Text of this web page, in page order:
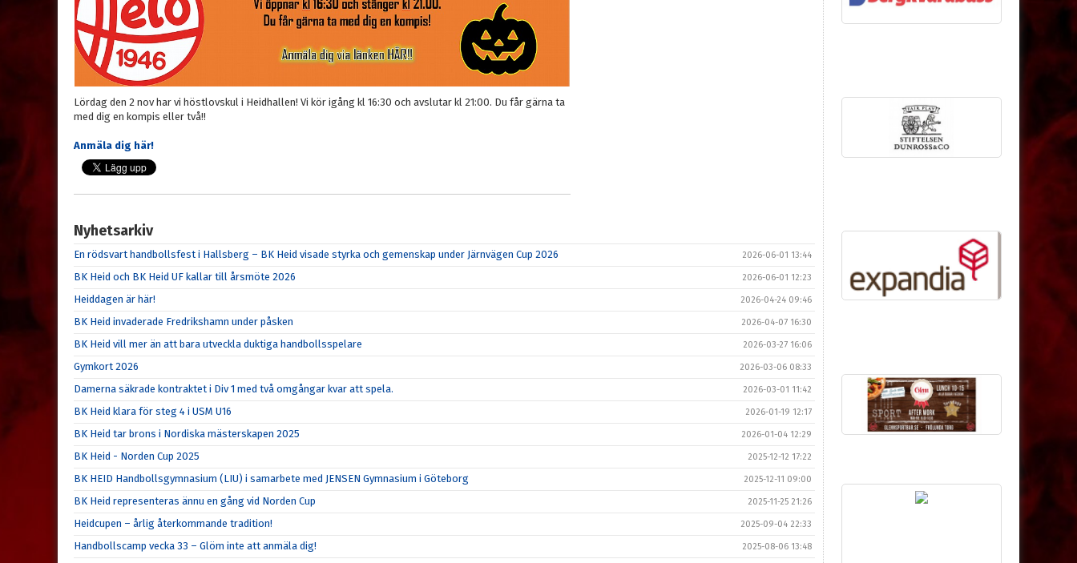
Lördag den 2 nov har vi höstlovskul i Heidhallen! Vi kör igång kl 16:30 och avslutar kl 21:00. Du får gärna ta
med dig en kompis eller två!!
Anmäla dig här!
Nyhetsarkiv
En rödsvart handbollsfest i Hallsberg – BK Heid visade styrka och gemenskap under Järnvägen Cup 2026 2026-06-01 13:44
BK Heid och BK Heid UF kallar till årsmöte 2026 2026-06-01 12:23
Heiddagen är här! 2026-04-24 09:46
BK Heid invaderade Fredrikshamn under påsken 2026-04-07 16:30
BK Heid vill mer än att bara utveckla duktiga handbollsspelare 2026-03-27 16:06
Gymkort 2026 2026-03-06 08:33
Damerna säkrade kontraktet i Div 1 med två omgångar kvar att spela. 2026-03-01 11:42
BK Heid klara för steg 4 i USM U16 2026-01-19 12:17
BK Heid tar brons i Nordiska mästerskapen 2025 2026-01-04 12:29
BK Heid - Norden Cup 2025 2025-12-12 17:22
BK HEID Handbollsgymnasium (LIU) i samarbete med JENSEN Gymnasium i Göteborg 2025-12-11 09:00
BK Heid representeras ännu en gång vid Norden Cup 2025-11-25 21:26
Heidcupen – årlig återkommande tradition! 2025-09-04 22:33
Handbollscamp vecka 33 – Glöm inte att anmäla dig! 2025-08-06 13:48